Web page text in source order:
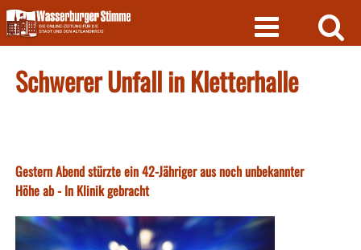
Skip
to
content
Schwerer Unfall in Kletterhalle
Gestern Abend stürzte ein 42-Jähriger aus noch unbekannter
Höhe ab - In Klinik gebracht